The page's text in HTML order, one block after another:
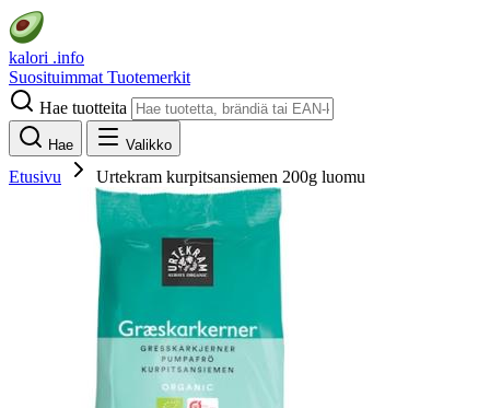
kalori .info
Suosituimmat Tuotemerkit
Hae tuotteita
Hae Valikko
Etusivu Urtekram kurpitsansiemen 200g luomu